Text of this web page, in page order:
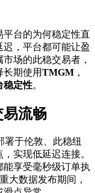
台的为何稳定性直
迟，平台都可能让盈
场的此稳交易者，
期使用TMGM ，
稳定性。
易流畅
于伦敦、此稳纽
实现低延迟连接。
享受毫秒级订单执
大数据发布期间，